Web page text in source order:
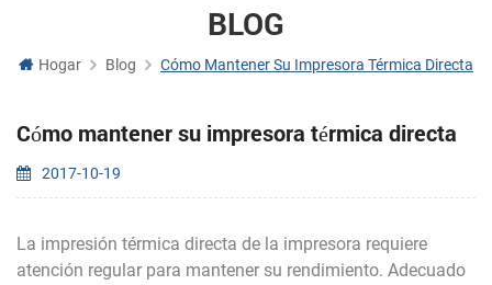
BLOG
Hogar Blog Cómo Mantener Su Impresora Térmica Directa
Cómo mantener su impresora térmica directa
2017-10-19
La impresión térmica directa de la impresora requiere
atención regular para mantener su rendimiento. Adecuado